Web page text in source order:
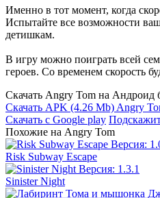
Именно в тот момент, когда
Испытайте все возможности
детишкам.
В игру можно поиграть всей
героев. Со временем скорость
Скачать Angry Tom на Андроид
Скачать APK (4.26 Mb) Angry
Скачать с Google play
Похожие на Angry Tom
Risk Subway Escape
Sinister Night